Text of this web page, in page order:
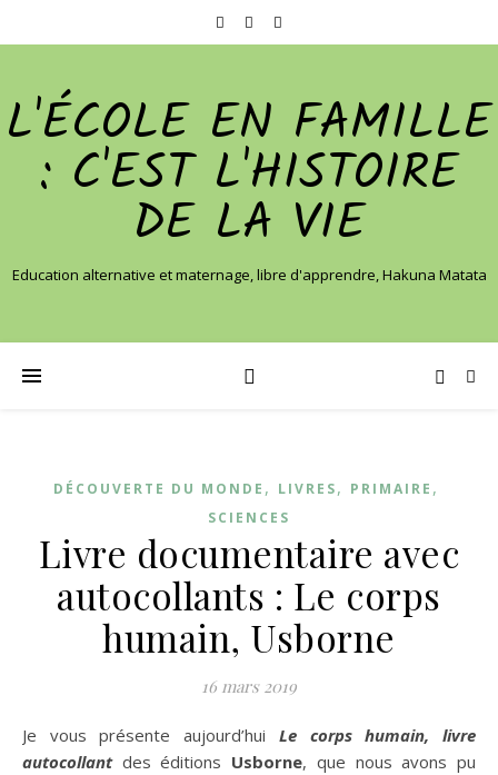
L'ÉCOLE EN FAMILLE
: C'EST L'HISTOIRE
DE LA VIE
Education alternative et maternage, libre d'apprendre, Hakuna Matata
DÉCOUVERTE DU MONDE , LIVRES, PRIMAIRE ,
SCIENCES
Livre documentaire avec
autocollants : Le corps
humain, Usborne
16 mars 2019
Je vous présente aujourd’hui Le corps humain, livre
autocollant des éditions Usborne, que nous avons pu